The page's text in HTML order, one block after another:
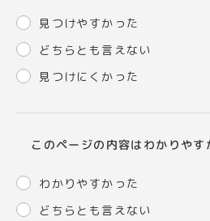
見つけやすかった
どちらとも言えない
見つけにくかった
このページの内容はわかりやす
わかりやすかった
どちらとも言えない